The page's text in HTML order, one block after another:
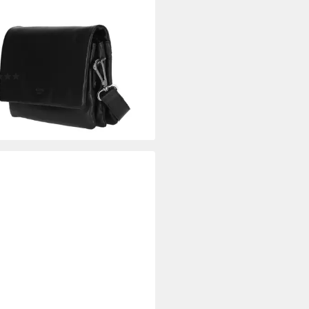
Kleine Umhängetasche
Leder schwarz, mit breitem
Schultergurt;
€ UVP
- in 3-4 Werktagen bei dir